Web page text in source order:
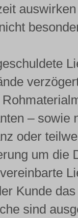
–
oder
um die
Kunde
sind